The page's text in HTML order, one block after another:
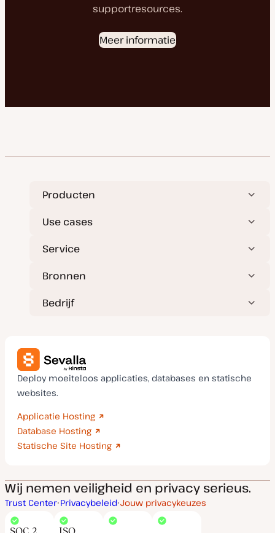
supportresources.
Meer informatie
Producten
Use cases
Service
Bronnen
Bedrijf
Deploy moeiteloos applicaties, databases en statische
websites.
Applicatie Hosting
Database Hosting
Statische Site Hosting
Wij nemen veiligheid en privacy serieus.
Trust Center Privacybeleid Jouw privacykeuzes
SOC 2 ISO